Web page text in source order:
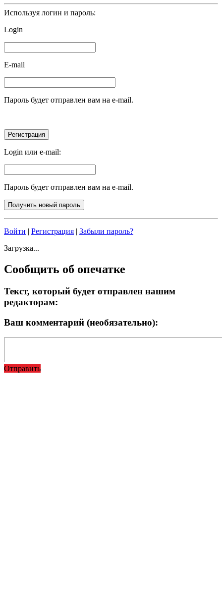
Используя логин и пароль:
Login
E-mail
Пароль будет отправлен вам на e-mail.
Login или e-mail:
Пароль будет отправлен вам на e-mail.
Войти | Регистрация | Забыли пароль?
Загрузка...
Сообщить об опечатке
Текст, который будет отправлен нашим
редакторам:
Ваш комментарий (необязательно):
Отправить